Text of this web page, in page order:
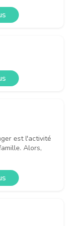
est l'activité
Alors,